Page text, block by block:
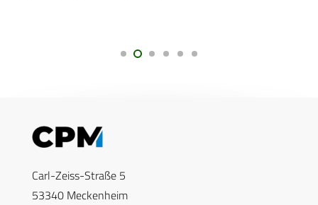
Carl-Zeiss-Straße 5
53340 Meckenheim